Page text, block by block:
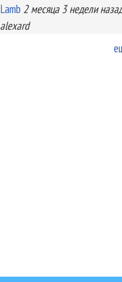
Lamb 2 месяца 3 недели
alexard